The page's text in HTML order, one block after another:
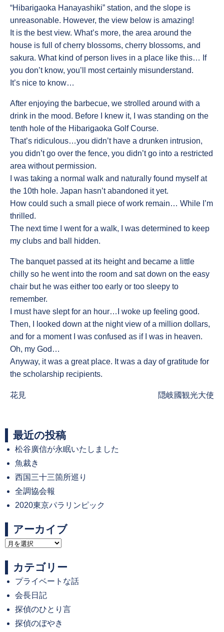
“Hibarigaoka Hanayashiki” station, and the slope is
unreasonable. However, the view below is amazing!
It is the best view. What’s more, the area around the
house is full of cherry blossoms, cherry blossoms, and
sakura. What kind of person lives in a place like this… If
you don’t know, you’ll most certainly misunderstand.
It’s nice to know…
After enjoying the barbecue, we strolled around with a
drink in the mood. Before I knew it, I was standing on the
tenth hole of the Hibarigaoka Golf Course.
That’s ridiculous…you didn’t have a drunken intrusion,
you didn’t go over the fence, you didn’t go into a restricted
area without permission.
I was taking a normal walk and naturally found myself at
the 10th hole. Japan hasn’t abandoned it yet.
How could such a small piece of work remain… While I’m
thrilled.
The next time I went for a walk, I was determined to keep
my clubs and ball hidden.
The banquet passed at its height and became a little
chilly so he went into the room and sat down on the easy
chair but he was either too early or too sleepy to
remember.
I must have slept for an hour…I woke up feeling good.
Then, I looked down at the night view of a million dollars,
and for a moment I was confused as if I was in heaven.
Oh, my God…
Anyway, it was a great place. It was a day of gratitude for
the scholarship recipients.
Previous
花見
Next
隠岐國観光大使
最近の投稿
松谷廣信が永眠いたしました
魚裁き
西国三十三箇所巡り
全調協会報
2020東京パラリンピック
アーカイブ
ア
イ
ブ
カテゴリー
プライベートな話
会長日記
探偵のひとり言
探偵のぼやき